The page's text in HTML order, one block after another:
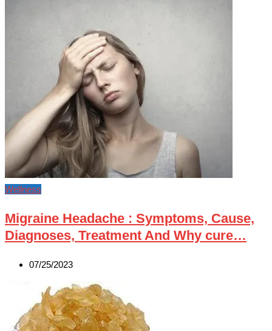
Wellness
Migraine Headache : Symptoms, Cause,
Diagnoses, Treatment And Why cure…
07/25/2023